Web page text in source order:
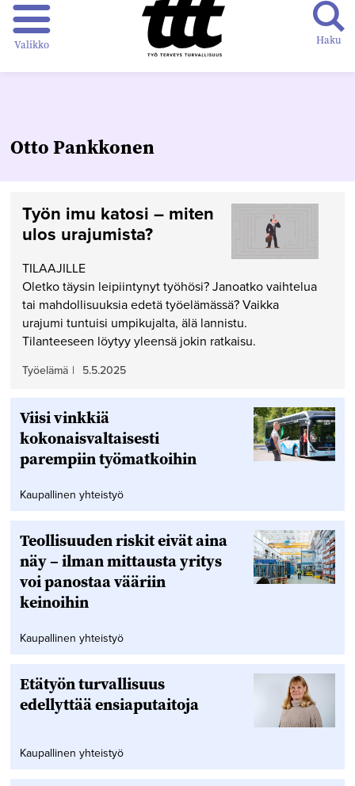
Valikko Haku
Otto Pankkonen
Työn imu katosi – miten
ulos urajumista?
TILAAJILLE
Oletko täysin leipiintynyt työhösi? Janoatko vaihtelua
tai mahdollisuuksia edetä työelämässä? Vaikka
urajumi tuntuisi umpikujalta, älä lannistu.
Tilanteeseen löytyy yleensä jokin ratkaisu.
Työelämä | 5.5.2025
Viisi vinkkiä
kokonaisvaltaisesti
parempiin työmatkoihin
Kaupallinen yhteistyö
Teollisuuden riskit eivät aina
näy – ilman mittausta yritys
voi panostaa vääriin
keinoihin
Kaupallinen yhteistyö
Etätyön turvallisuus
edellyttää ensiaputaitoja
Kaupallinen yhteistyö